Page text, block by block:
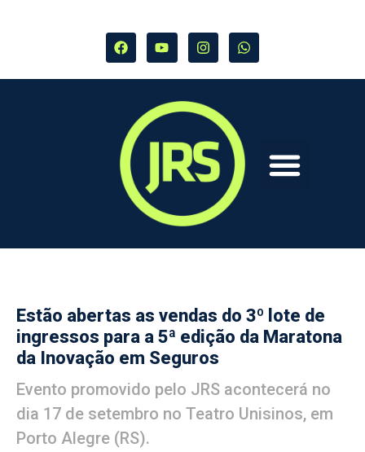
Estão abertas as vendas do 3º lote de
ingressos para a 5ª edição da Maratona
da Inovação em Seguros
Evento promovido pelo JRS acontecerá no
dia 17 de setembro no Teatro Unisinos, em
Porto Alegre (RS).